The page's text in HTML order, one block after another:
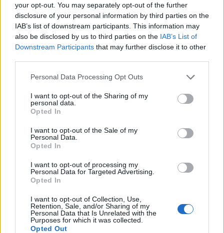
your opt-out. You may separately opt-out of the further
disclosure of your personal information by third parties on the
IAB’s list of downstream participants. This information may
also be disclosed by us to third parties on the IAB’s List of
Downstream Participants that may further disclose it to other
Please note that this website/app uses one or more Google
not limited to your visit or usage behaviour. You may click to
grant or deny consent to Google and its third-party tags to
use your data for below specified purposes in below Google
consent section.
Personal Data Processing Opt Outs
I want to opt-out of the Sharing of my
personal data.
Opted In
I want to opt-out of the Sale of my
Personal Data.
Opted In
I want to opt-out of processing my
Personal Data for Targeted Advertising.
Opted In
I want to opt-out of Collection, Use,
Retention, Sale, and/or Sharing of my
Personal Data that Is Unrelated with the
Purposes for which it was collected.
Opted Out
Ζημιογόνος ο Alpha 98,9 του
Ομίλου Audiomax
Στο ποσό των 813.871,29 ευρώ ανερχόταν στις 31
Alpha Ραδιοφωνική, έναντι 830.838,35 ευρώ της
προηγούμενης χρήσης, παρουσιάζοντας μείωση κατά
2%. Τα μεικτά αποτελέσματα ανήλθαν σε 72.756,83